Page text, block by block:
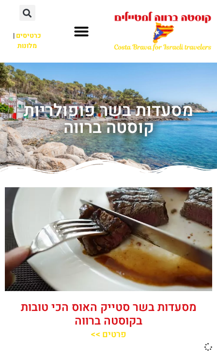
כרטיסים|
מלונות
מסעדות בשר פופולריות
קוסטה ברווה
מסעדות בשר סטייק האוס הכי טובות
בקוסטה ברווה
פרטים >>